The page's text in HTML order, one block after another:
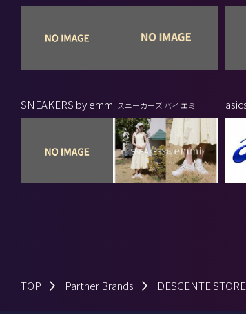
SNEAKERS by emmi スニーカーズ バイ エミ
アウ
TOP Partner Brands DESCENTE